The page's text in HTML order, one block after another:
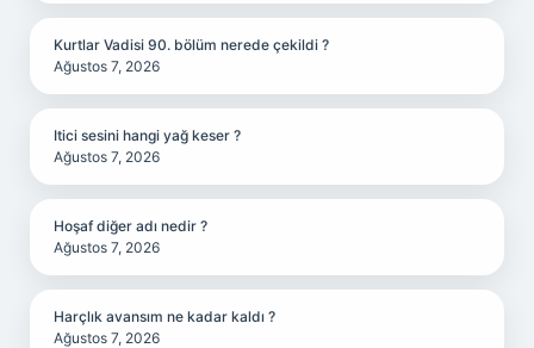
Kurtlar Vadisi 90. bölüm nerede çekildi ?
Ağustos 7, 2026
Itici sesini hangi yağ keser ?
Ağustos 7, 2026
Hoşaf diğer adı nedir ?
Ağustos 7, 2026
Harçlık avansım ne kadar kaldı ?
Ağustos 7, 2026